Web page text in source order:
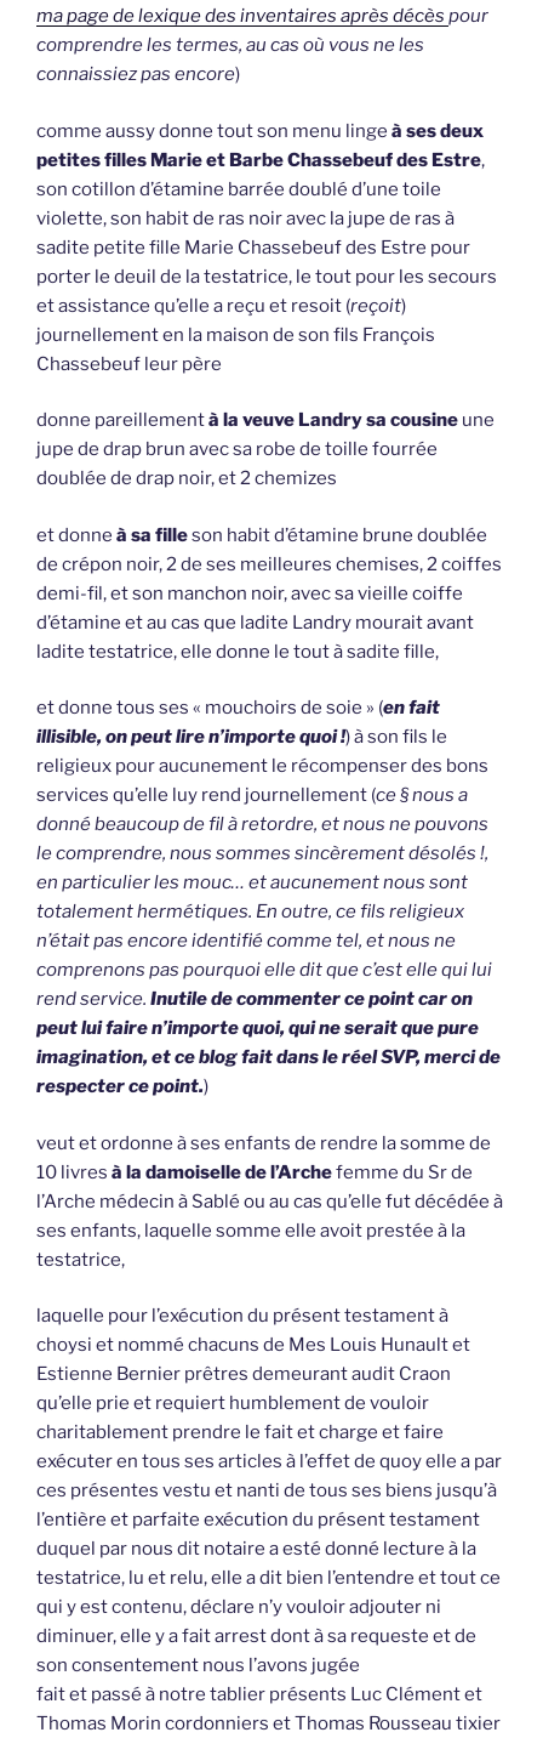
ma page de lexique des inventaires après décès pour
comprendre les termes, au cas où vous ne les
connaissiez pas encore)
comme aussy donne tout son menu linge à ses deux
petites filles Marie et Barbe Chassebeuf des Estre,
son cotillon d’étamine barrée doublé d’une toile
violette, son habit de ras noir avec la jupe de ras à
sadite petite fille Marie Chassebeuf des Estre pour
porter le deuil de la testatrice, le tout pour les secours
et assistance qu’elle a reçu et resoit (reçoit)
journellement en la maison de son fils François
Chassebeuf leur père
donne pareillementà la veuve Landry sa cousine une
jupe de drap brun avec sa robe de toille fourrée
doublée de drap noir, et 2 chemizes
et donne à sa filleson habit d’étamine brune doublée
de crépon noir, 2 de ses meilleures chemises, 2 coiffes
demi-fil, et son manchon noir, avec sa vieille coiffe
d’étamine et au cas que ladite Landry mourait avant
ladite testatrice, elle donne le tout à sadite fille,
et donne tous ses « mouchoirs de soie » (en fait
illisible, on peut lire n’importe quoi !) à son fils le
religieux pour aucunement le récompenser des bons
services qu’elle luy rend journellement (ce § nous a
donné beaucoup de fil à retordre, et nous ne pouvons
le comprendre, nous sommes sincèrement désolés !,
en particulier les mouc… et aucunement nous sont
totalement hermétiques. En outre, ce fils religieux
n’était pas encore identifié comme tel, et nous ne
comprenons pas pourquoi elle dit que c’est elle qui lui
rend service. Inutile de commenter ce point car on
peut lui faire n’importe quoi, qui ne serait que pure
imagination, et ce blog fait dans le réel SVP, merci de
respecter ce point.)
veut et ordonne à ses enfants de rendre la somme de
10 livres à la damoiselle de l’Archefemme du Sr de
l’Arche médecin à Sablé ou au cas qu’elle fut décédée à
ses enfants, laquelle somme elle avoit prestée à la
testatrice,
laquelle pour l’exécution du présent testament à
choysi et nommé chacuns de Mes Louis Hunault et
Estienne Bernier prêtres demeurant audit Craon
qu’elle prie et requiert humblement de vouloir
charitablement prendre le fait et charge et faire
exécuter en tous ses articles à l’effet de quoy elle a par
ces présentes vestu et nanti de tous ses biens jusqu’à
l’entière et parfaite exécution du présent testament
duquel par nous dit notaire a esté donné lecture à la
testatrice, lu et relu, elle a dit bien l’entendre et tout ce
qui y est contenu, déclare n’y vouloir adjouter ni
diminuer, elle y a fait arrest dont à sa requeste et de
son consentement nous l’avons jugée
fait et passé à notre tablier présents Luc Clément et
Thomas Morin cordonniers et Thomas Rousseau tixier